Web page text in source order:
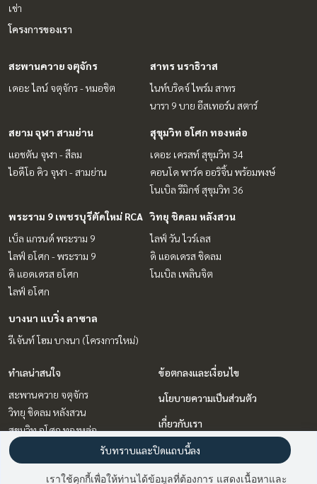
เช่า
โครงการของเรา
สะพานควาย จตุจักร
เดอะ ไลน์ จตุจักร - หมอชิต
สาทร นราธิวาส
ไนท์บริดจ์ ไพร์ม สาทร
นารา 9 บาย อีสเทอร์น สตาร์
สยาม จุฬา สามย่าน
แอชตัน จุฬา - สีลม
ไอดีโอ คิว จุฬา - สามย่าน
สุขุมวิท อโศก ทองหล่อ
เดอะ เครสท์ สุขุมวิท 34
คอนโด พาร์ค ออริจิ้น พร้อมพงษ์
โนเบิล รีมิกซ์ สุขุมวิท 36
พระราม 9 เพชรบุรีตัดใหม่ RCA
เบ็ล แกรนด์ พระราม 9
ไลฟ์ อโศก - พระราม 9
ดิ แอดเดรส อโศก
ไลฟ์ อโศก
วิทยุ ชิดลม หลังสวน
ไลฟ์ วัน ไวร์เลส
ดิ แอดเดรส ชิดลม
โนเบิล เพลินจิต
บางนา แบริ่ง ลาซาล
รีเจ้นท์ โฮม บางนา (โครงการใหม่)
ทำเลน่าสนใจ
สะพานควาย จตุจักร
วิทยุ ชิดลม หลังสวน
สุขุมวิท อโศก ทองหล่อ
สาทร นราธิวาส
พระราม 9 เพชรบุรีตัดใหม่ RCA
ข้อตกลงและเงื่อนไข
นโยบายความเป็นส่วนตัว
เกี่ยวกับเรา
วิธีการฝากขาย-เช่า
ติดต่อ
เราใช้คุกกี้เพื่อให้ท่านได้ข้อมูลที่ต้องการ แสดงเนื้อหาและ
รับทราบและปิดแถบนี้ลง